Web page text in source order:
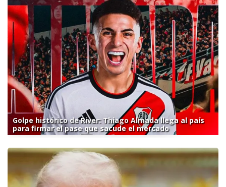
Golpe histórico de River: Thiago Almada llega al país
para firmar el pase que sacude el mercado